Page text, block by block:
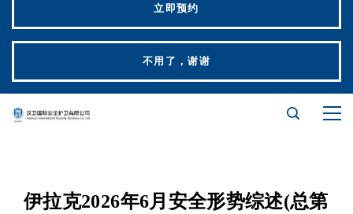
立即预约
不用了，谢谢
伊拉克2026年6月安全形势综述(总第